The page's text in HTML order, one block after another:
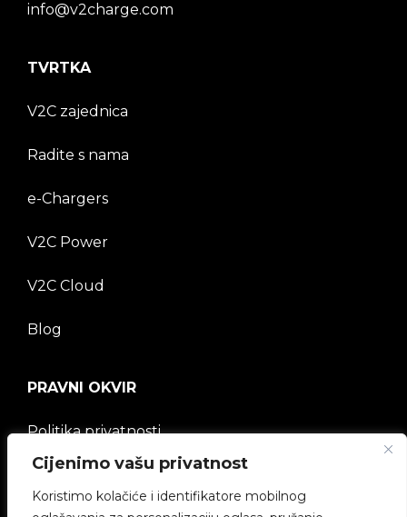
Cijenimo vašu privatnost
Koristimo kolačiće i identifikatore mobilnog
info@v2charge.com
TVRTKA
V2C zajednica
Radite s nama
e-Chargers
V2C Power
V2C Cloud
Blog
PRAVNI OKVIR
Politika privatnosti
Pravna napomena